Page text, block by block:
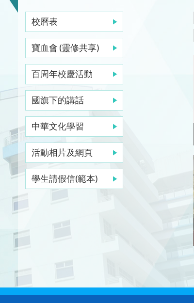
校曆表
寶血會 (靈修共享)
百周年校慶活動
國旗下的講話
中華文化學習
活動相片及網頁
學生請假信(範本)